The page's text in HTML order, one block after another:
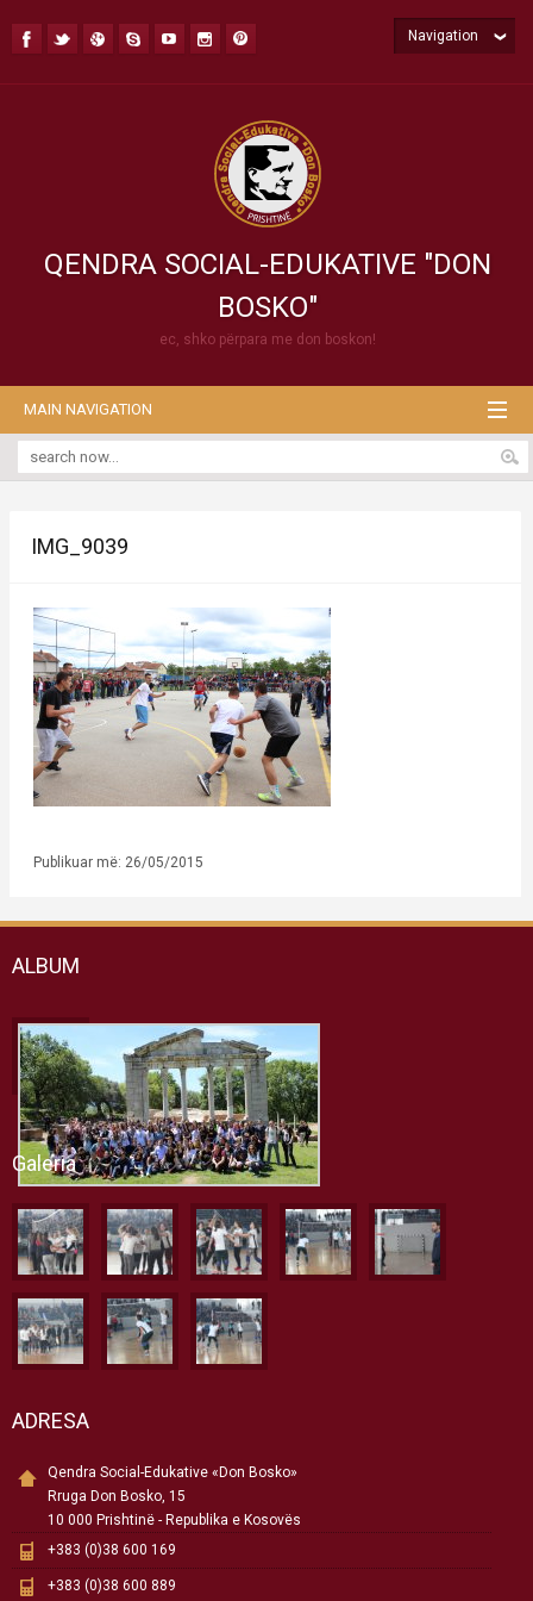
QENDRA SOCIAL-EDUKATIVE "DON
BOSKO"
ec, shko përpara me don boskon!
Navigation
MAIN NAVIGATION
IMG_9039
Publikuar më: 26/05/2015
ALBUM
Galeria
ADRESA
Qendra Social-Edukative «Don Bosko»
Rruga Don Bosko, 15
10 000 Prishtinë - Republika e Kosovës
+383 (0)38 600 169
+383 (0)38 600 889